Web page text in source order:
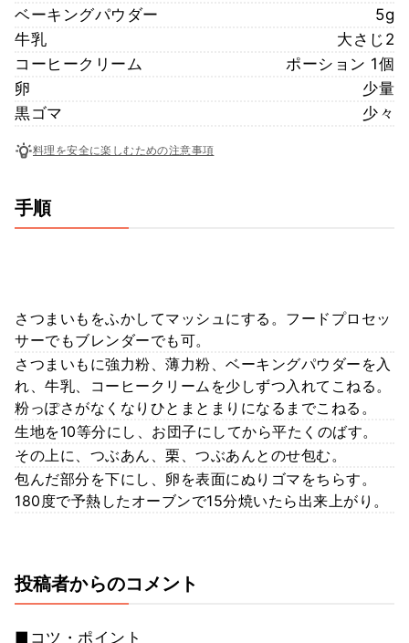
ベーキングパウダー
5g
牛乳
大さじ2
コーヒークリーム
ポーション 1個
卵
少量
黒ゴマ
少々
料理を安全に楽しむための注意事項
手順
さつまいもをふかしてマッシュにする。フードプロセッ
サーでもブレンダーでも可。
さつまいもに強力粉、薄力粉、ベーキングパウダーを入
れ、牛乳、コーヒークリームを少しずつ入れてこねる。
粉っぽさがなくなりひとまとまりになるまでこねる。
生地を10等分にし、お団子にしてから平たくのばす。
その上に、つぶあん、栗、つぶあんとのせ包む。
包んだ部分を下にし、卵を表面にぬりゴマをちらす。
180度で予熱したオーブンで15分焼いたら出来上がり。
投稿者からのコメント
■コツ・ポイント